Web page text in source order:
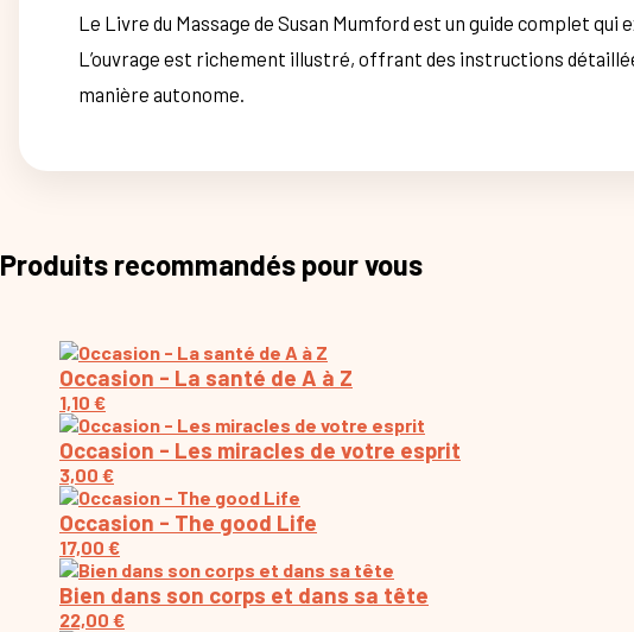
Le Livre du Massage de Susan Mumford est un guide complet
L’ouvrage est richement illustré, offrant des instructions
manière autonome.
Produits recommandés pour vous
Occasion - La santé de A à Z
1,10 €
Occasion - Les miracles de votre esprit
3,00 €
Occasion - The good Life
17,00 €
Bien dans son corps et dans sa tête
22,00 €